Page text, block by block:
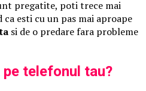
pregatite, poti trece mai
esti cu un pas mai aproape
si de o predare fara probleme
pe telefonul tau?